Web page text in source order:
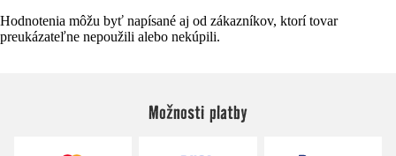
Hodnotenia môžu byť napísané aj od zákazníkov, ktorí tovar
preukázateľne nepoužili alebo nekúpili.
Možnosti platby